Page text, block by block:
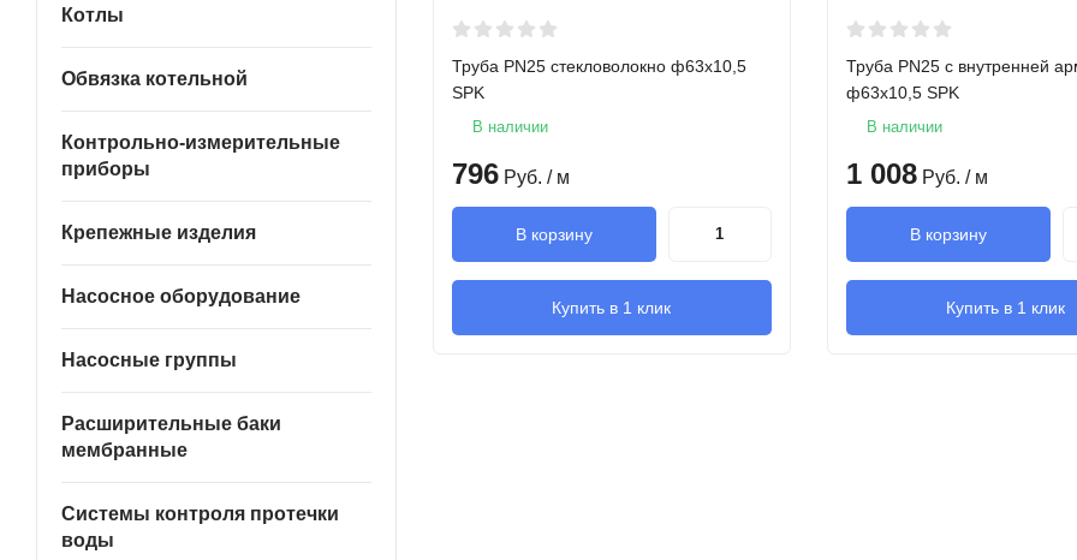
Котлы
Обвязка котельной
Контрольно-измерительные
приборы
Крепежные изделия
Насосное оборудование
Насосные группы
Расширительные баки
мембранные
Системы контроля протечки
воды
Труба PN25 стекловолокно ф63х10,5
SPK
В наличии
796 Руб. / м
В корзину
Купить в 1 клик
Труба PN25 с внутренней
ф63х10,5 SPK
В наличии
1 008 Руб. / м
В корзину
Купить в 1 клик